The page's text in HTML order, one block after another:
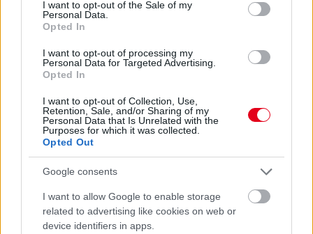
I want to opt-out of the Sale of my
Personal Data.
Opted In
I want to opt-out of processing my
Personal Data for Targeted Advertising.
Opted In
I want to opt-out of Collection, Use,
Retention, Sale, and/or Sharing of my
Personal Data that Is Unrelated with the
Purposes for which it was collected.
Opted Out
Google consents
I want to allow Google to enable storage
related to advertising like cookies on web or
device identifiers in apps.
hétszeres világbajnok.
részletek
előző hírek
Hallgasd meg a Formula Podcast
legfrissebb adását!
Kövess minket a Facebookon